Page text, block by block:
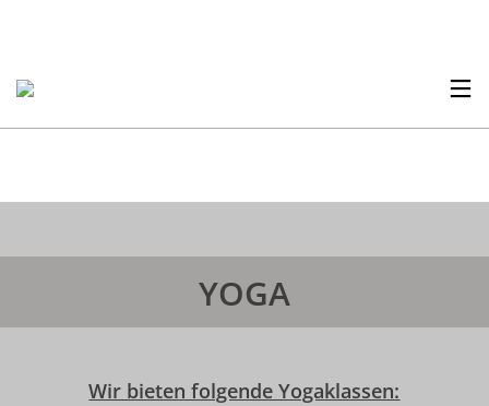
YOGA
Wir bieten folgende Yogaklassen: